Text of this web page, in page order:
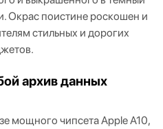
Окрас поистине роскошен и
стильных и дорогих
архив данных
мощного чипсета Apple A10,